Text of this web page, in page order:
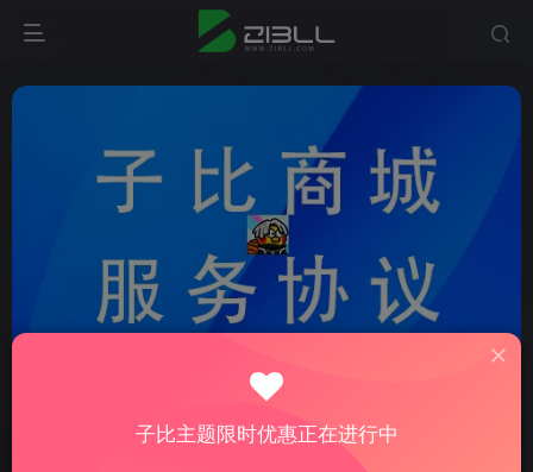
zibll 综合交流
XX商城服务协议（范本）
子比主题限时优惠正在进行中